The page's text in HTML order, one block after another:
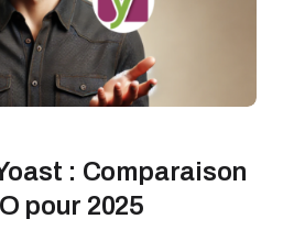
: Comparaison
pour 2025